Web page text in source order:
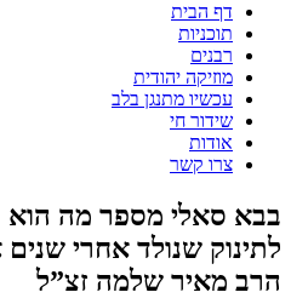
דף הבית
תוכניות
רבנים
מוזיקה יהודית
עכשיו מתנגן בלב
שידור חי
אודות
צרו קשר
בבא סאלי מספר מה הוא
לתינוק שנולד אחרי
הרב מאיר שלמה זצ”ל